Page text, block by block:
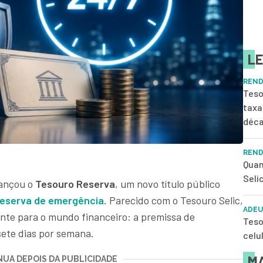
o Tesouro Reserva, um novo título público
de emergência. Parecido com o Tesouro Selic,
para o mundo financeiro: a premissa de
dias por semana.
DEPOIS DA PUBLICIDADE